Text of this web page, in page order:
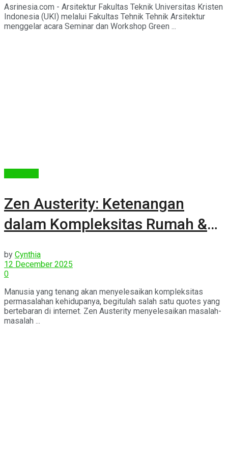
Asrinesia.com - Arsitektur Fakultas Teknik Universitas Kristen
Indonesia (UKI) melalui Fakultas Tehnik Tehnik Arsitektur
menggelar acara Seminar dan Workshop Green ...
Zen Austerity: Ketenangan
dalam Kompleksitas Rumah &
by Cynthia
12 December 2025
0
Manusia yang tenang akan menyelesaikan kompleksitas
permasalahan kehidupanya, begitulah salah satu quotes yang
bertebaran di internet. Zen Austerity menyelesaikan masalah-
masalah ...